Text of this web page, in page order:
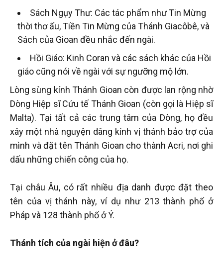
Sách Ngụy Thư: Các tác phẩm như Tin Mừng
thời thơ ấu, Tiền Tin Mừng của Thánh Giacôbê, và
Sách của Gioan đều nhắc đến ngài.
Hồi Giáo: Kinh Coran và các sách khác của Hồi
giáo cũng nói về ngài với sự ngưỡng mộ lớn.
Lòng sùng kính Thánh Gioan còn được lan rộng nhờ
Dòng Hiệp sĩ Cứu tế Thánh Gioan (còn gọi là Hiệp sĩ
Malta). Tại tất cả các trung tâm của Dòng, họ đều
xây một nhà nguyện dâng kính vị thánh bảo trợ của
mình và đặt tên Thánh Gioan cho thành Acri, nơi ghi
dấu những chiến công của họ.
Tại châu Âu, có rất nhiều địa danh được đặt theo
tên của vị thánh này, ví dụ như 213 thành phố ở
Pháp và 128 thành phố ở Ý.
Thánh tích của ngài hiện ở đâu?